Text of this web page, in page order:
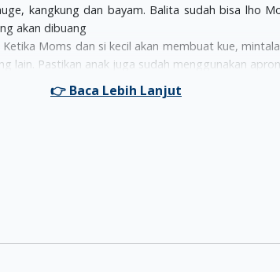
kangkung dan bayam. Balita sudah bisa lho
akan dibuang
Moms dan si kecil akan membuat kue,
lain. Pastikan anak juga sudah menggunakan
Tetapi Moms juga wajib untuk memeriksanya
isi sandwich atau burdger sesuai dengan
menyantap makanan tersebut saat